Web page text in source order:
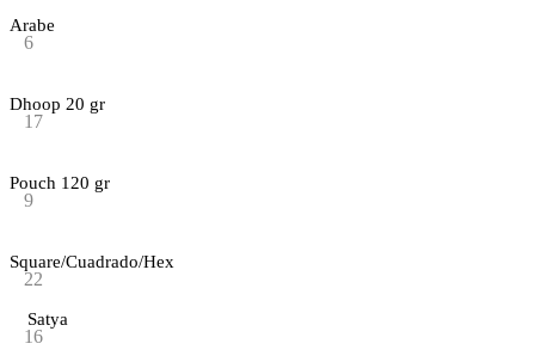
Arabe
6
Dhoop 20 gr
17
Pouch 120 gr
9
Square/Cuadrado/Hex
22
Satya
16